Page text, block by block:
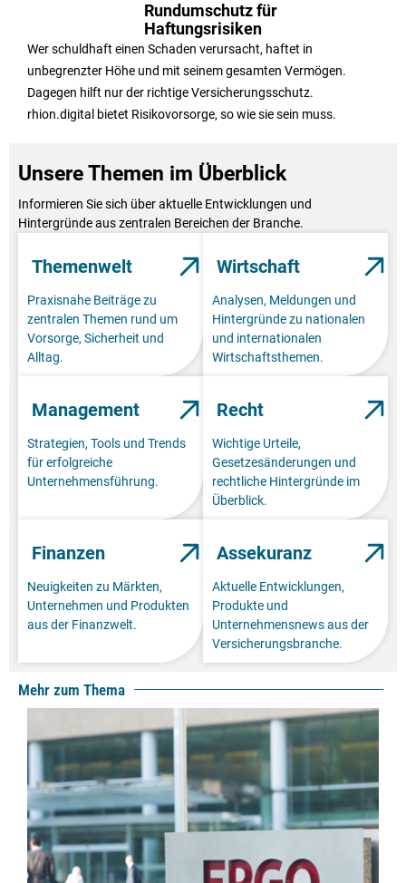
Rundumschutz für
Haftungsrisiken
Wer schuldhaft einen Schaden verursacht, haftet in
unbegrenzter Höhe und mit seinem gesamten Vermögen.
Dagegen hilft nur der richtige Versicherungsschutz.
rhion.digital bietet Risikovorsorge, so wie sie sein muss.
Unsere Themen im Überblick
Informieren Sie sich über aktuelle Entwicklungen und
Hintergründe aus zentralen Bereichen der Branche.
Themenwelt
Praxisnahe Beiträge zu
zentralen Themen rund um
Vorsorge, Sicherheit und
Alltag.
Wirtschaft
Analysen, Meldungen und
Hintergründe zu nationalen
und internationalen
Wirtschaftsthemen.
Management
Strategien, Tools und Trends
für erfolgreiche
Unternehmensführung.
Recht
Wichtige Urteile,
Gesetzesänderungen und
rechtliche Hintergründe im
Überblick.
Finanzen
Neuigkeiten zu Märkten,
Unternehmen und Produkten
aus der Finanzwelt.
Assekuranz
Aktuelle Entwicklungen,
Produkte und
Unternehmensnews aus der
Versicherungsbranche.
Mehr zum Thema